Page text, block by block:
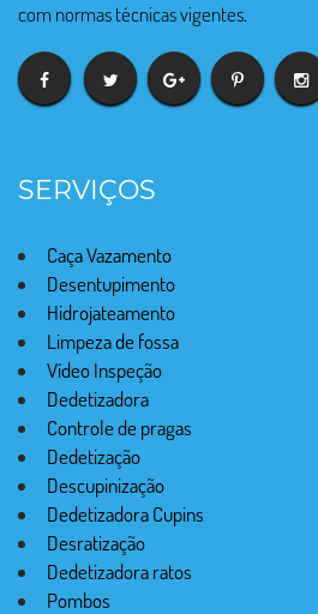
com normas técnicas vigentes.
SERVIÇOS
Caça Vazamento
Desentupimento
Hidrojateamento
Limpeza de fossa
Vídeo Inspeção
Dedetizadora
Controle de pragas
Dedetização
Descupinização
Dedetizadora Cupins
Desratização
Dedetizadora ratos
Pombos